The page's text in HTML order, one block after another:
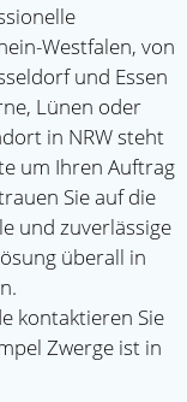
Westfalen, von
und Essen
Lünen oder
in NRW steht
um Ihren Auftrag
Sie auf die
und zuverlässige
überall in
kontaktieren Sie
Zwerge ist in